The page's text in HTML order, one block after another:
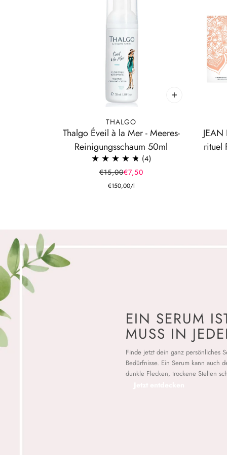
THALGO
Thalgo Éveil à la Mer - Meeres-
Reinigungsschaum 50ml
4
€15,00€7,50
€150,00/l
JEAN
rituel
EIN SERUM
MUSS IN
Finde jetzt dein ganz persönliches
Bedürfnisse. Ein Serum kann auch
dunkle Flecken, trockene Stellen